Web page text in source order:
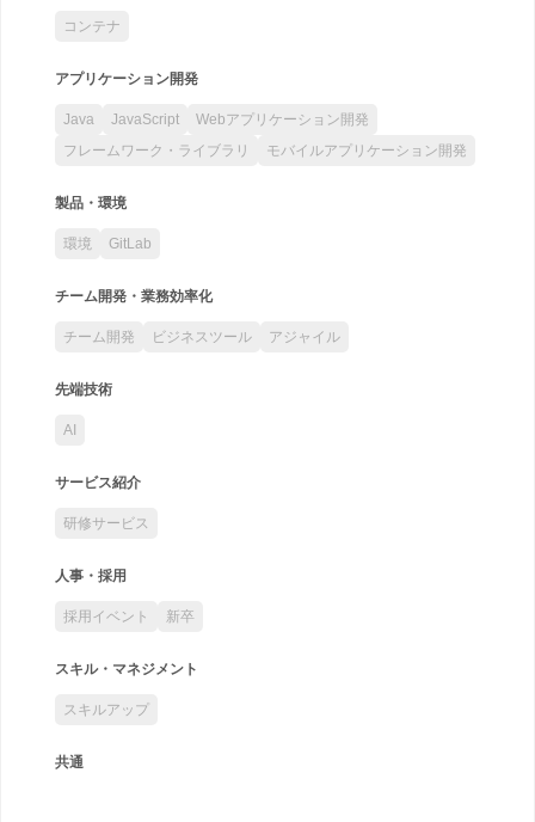
コンテナ
アプリケーション開発
Java JavaScript
Webアプリケーション開発
フレームワーク・ライブラリ
モバイルアプリケーション開発
製品・環境
環境 GitLab
チーム開発・業務効率化
チーム開発 ビジネスツール アジャイル
先端技術
AI
サービス紹介
研修サービス
人事・採用
採用イベント 新卒
スキル・マネジメント
スキルアップ
共通